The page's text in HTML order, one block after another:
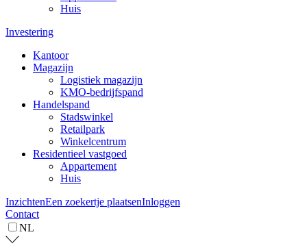
Huis
Investering
Kantoor
Magazijn
Logistiek magazijn
KMO-bedrijfspand
Handelspand
Stadswinkel
Retailpark
Winkelcentrum
Residentieel vastgoed
Appartement
Huis
InzichtenEen zoekertje plaatsenInloggen
Contact
NL